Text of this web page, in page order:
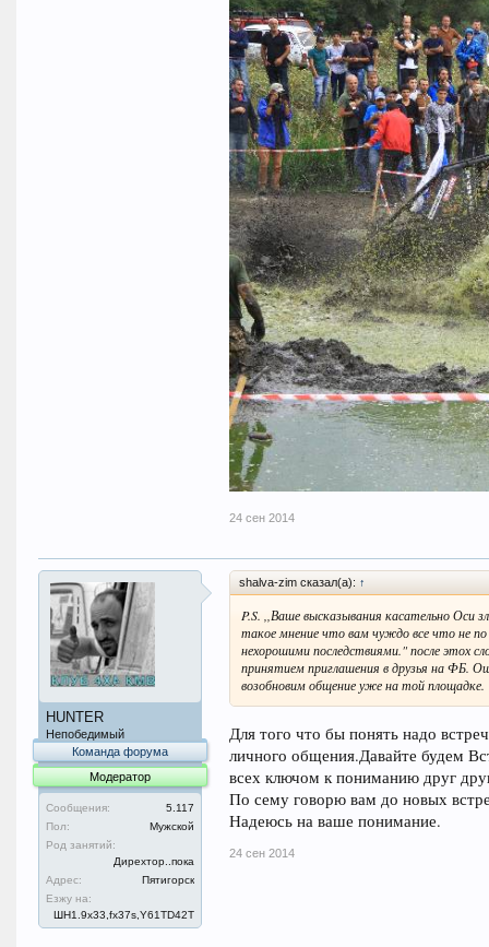
24 сен 2014
HUNTER
Непобедимый
Команда форума
Модератор
Сообщения:
5.117
Пол:
Мужской
Род занятий:
Дирехтор..пока
Адрес:
Пятигорск
Езжу на:
ШН1.9x33,fx37s,Y61TD42T
shalva-zim сказал(а): ↑
P.S. ,,Ваше высказывания касательно Оси
такое мнение что вам чуждо все что не
нехорошими последствиями." после этох
принятием приглашения в друзья на ФБ.
возобновим общение уже на той площадке.
Для того что бы понять надо
личного общения.Давайте будем
всех ключом к пониманию друг
По сему говорю вам до новых
Надеюсь на ваше понимание.
24 сен 2014